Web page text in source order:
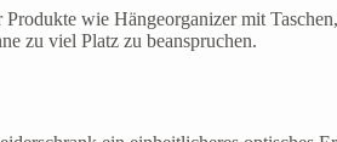
wie Hängeorganizer mit
zu viel Platz zu beanspruchen.